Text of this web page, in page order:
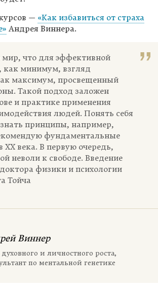
— «Как избавиться от страха
Андрея Виннера.
мир, что для эффективной
минимум, взгляд
максимум, просвещенный
Такой подход заложен
и практике применения
людей. Понять себя
принципы, например,
фундаментальные
ХХ века. В первую очередь,
неволи к свободе. Введение
физики и психологии
Тойча
Виннер
и личностного роста,
по ментальной генетике